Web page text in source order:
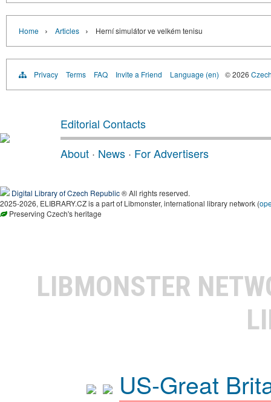
Home › Articles › Herní simulátor ve velkém tenisu
Privacy Terms FAQ Invite a Friend Language (en) © 2026
Editorial Contacts
About · News · For Advertisers
Digital Library of Czech Republic® All rights reserved.
2025-2026, ELIBRARY.CZ is a part of Libmonster, international library network (
Preserving Czech's heritage
LIBMONSTER
US-Great